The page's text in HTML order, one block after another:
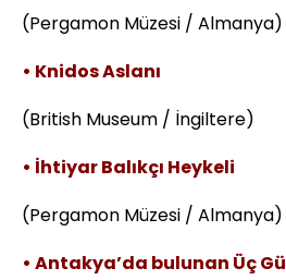
(Pergamon Müzesi / Almanya)
• Knidos Aslanı
(British Museum / İngiltere)
• İhtiyar Balıkçı Heykeli
(Pergamon Müzesi / Almanya)
• Antakya’da bulunan Üç